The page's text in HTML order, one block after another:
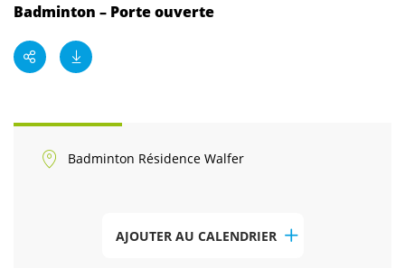
Badminton – Porte ouverte
Badminton Résidence Walfer
AJOUTER AU CALENDRIER